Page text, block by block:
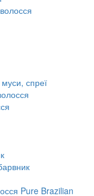
спреї
Pure Brazilian